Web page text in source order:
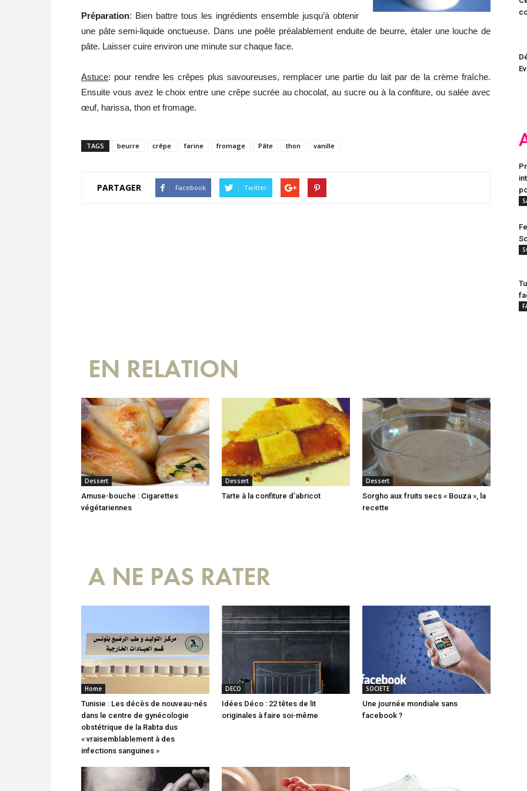
Préparation: Bien battre tous les ingrédients ensemble jusqu’à obtenir
une pâte semi-liquide onctueuse. Dans une poêle préalablement enduite de beurre, étaler une louche de
pâte. Laisser cuire environ une minute sur chaque face.
Astuce: pour rendre les crêpes plus savoureuses, remplacer une partie du lait par de la crème fraîche.
Ensuite vous avez le choix entre une crêpe sucrée au chocolat, au sucre ou à la confiture, ou salée avec
œuf, harissa, thon et fromage.
TAGS beurre crêpe farine fromage Pâte thon vanille
PARTAGER Facebook Twitter
EN RELATION
Dessert
Amuse-bouche : Cigarettes
végétariennes
Dessert
Tarte à la confiture d’abricot
Dessert
Sorgho aux fruits secs « Bouza », la
recette
A NE PAS RATER
Home
Tunisie : Les décès de nouveau-nés
dans le centre de gynécologie
obstétrique de la Rabta dus
« vraisemblablement à des
infections sanguines »
DECO
Idées Déco : 22 têtes de lit
originales à faire soi-même
SOCIETE
Une journée mondiale sans
facebook ?